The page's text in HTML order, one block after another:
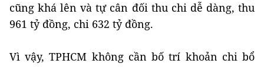
cũng khá lên và tự cân đối thu chi dễ dàng, thu
961 tỷ đồng, chi 632 tỷ đồng.
Vì vậy, TPHCM không cần bố trí khoản chi bổ